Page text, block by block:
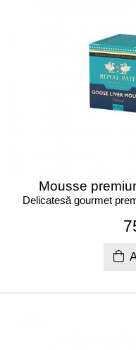
Mousse
Delicatesă gourmet